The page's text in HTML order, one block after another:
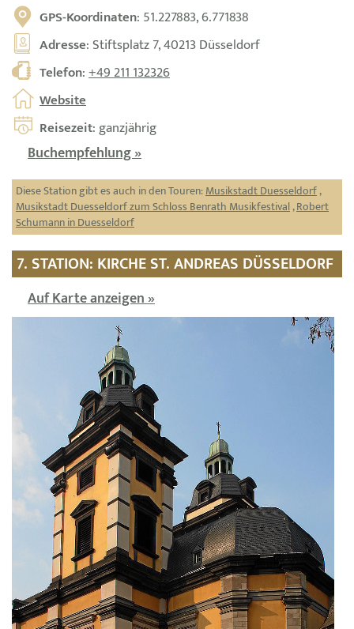
GPS-Koordinaten: 51.227883, 6.771838
Adresse: Stiftsplatz 7, 40213 Düsseldorf
Telefon:+49 211 132326
Website
Reisezeit: ganzjährig
Buchempfehlung »
Diese Station gibt es auch in den Touren:Musikstadt Duesseldorf,
Musikstadt Duesseldorf zum Schloss Benrath Musikfestival,Robert
Schumann in Duesseldorf
7. STATION: KIRCHE ST. ANDREAS DÜSSELDORF
Auf Karte anzeigen »